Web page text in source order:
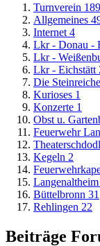
Turnverein
Allgemeines
Internet 4
Lkr - Donau -
Lkr -
Lkr - Eichstätt
Die
Kurioses 1
Konzerte 1
Obst u.
Feuerwehr
Theaterschdodl
Kegeln 2
Langenaltheim
Büttelbronn 31
Rehlingen 22
Beiträge